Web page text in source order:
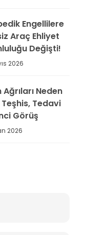
Engellilere
Araç Ehliyet
Değişti!
2026
Ağrıları Neden
Teşhis, Tedavi
Görüş
2026